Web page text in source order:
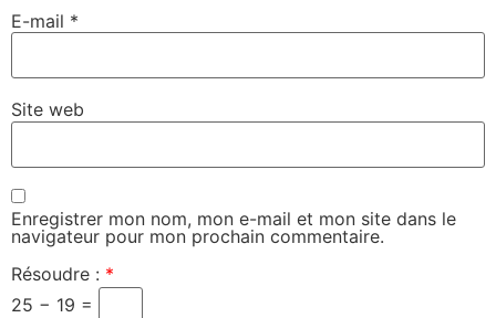
E-mail *
Site web
Enregistrer mon nom, mon e-mail et mon site dans le
navigateur pour mon prochain commentaire.
Résoudre : *
25 − 19 =